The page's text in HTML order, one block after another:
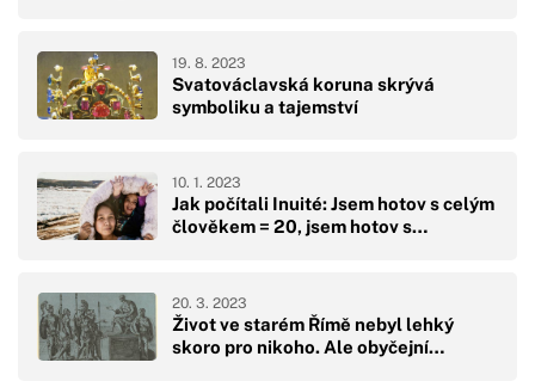
Svatováclavská koruna skrývá
symboliku a tajemství
19. 8. 2023
Jak počítali Inuité: Jsem hotov s celým
člověkem = 20, jsem hotov s…
10. 1. 2023
Život ve starém Římě nebyl lehký
skoro pro nikoho. Ale obyčejní…
20. 3. 2023